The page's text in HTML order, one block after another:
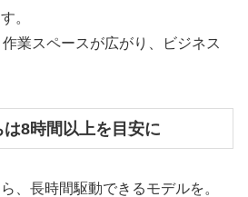
。
業スペースが広がり、ビジネス
8時間以上を目安に
、長時間駆動できるモデルを。